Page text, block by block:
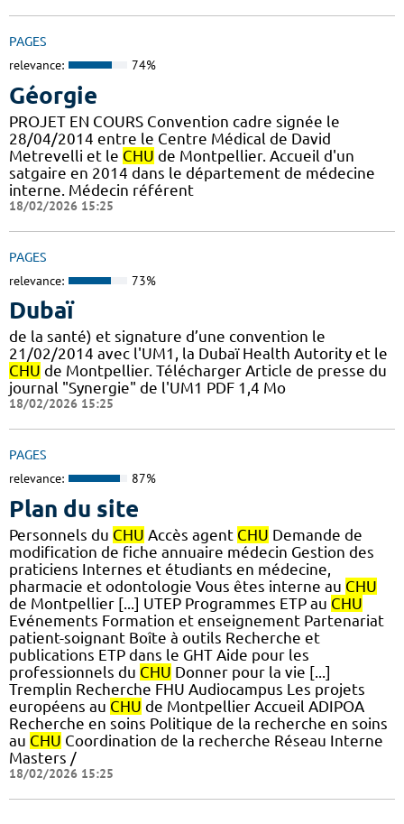
PAGES
relevance: 74%
Géorgie
PROJET EN COURS Convention cadre signée le
28/04/2014 entre le Centre Médical de David
Metrevelli et le CHU de Montpellier. Accueil d'un
satgaire en 2014 dans le département de médecine
interne. Médecin référent
18/02/2026 15:25
PAGES
relevance: 73%
Dubaï
de la santé) et signature d’une convention le
21/02/2014 avec l'UM1, la Dubaï Health Autority et le
CHU de Montpellier. Télécharger Article de presse du
journal "Synergie" de l'UM1 PDF 1,4 Mo
18/02/2026 15:25
PAGES
relevance: 87%
Plan du site
Personnels du CHU Accès agent CHU Demande de
modification de fiche annuaire médecin Gestion des
praticiens Internes et étudiants en médecine,
pharmacie et odontologie Vous êtes interne au CHU
de Montpellier [...] UTEP Programmes ETP au CHU
Evénements Formation et enseignement Partenariat
patient-soignant Boîte à outils Recherche et
publications ETP dans le GHT Aide pour les
professionnels du CHU Donner pour la vie [...]
Tremplin Recherche FHU Audiocampus Les projets
européens au CHU de Montpellier Accueil ADIPOA
Recherche en soins Politique de la recherche en soins
au CHU Coordination de la recherche Réseau Interne
Masters /
18/02/2026 15:25